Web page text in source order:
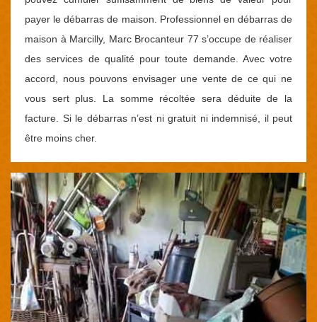
payer le débarras de maison. Professionnel en débarras de
maison à Marcilly, Marc Brocanteur 77 s’occupe de réaliser
des services de qualité pour toute demande. Avec votre
accord, nous pouvons envisager une vente de ce qui ne
vous sert plus. La somme récoltée sera déduite de la
facture. Si le débarras n’est ni gratuit ni indemnisé, il peut
être moins cher.